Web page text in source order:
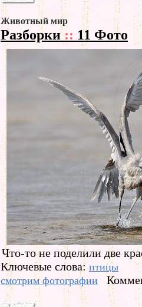
Животный мир
Разборки:: 11 Фото
Что-то не поделили две
Ключевые слова: птицы
смотрим фотографии